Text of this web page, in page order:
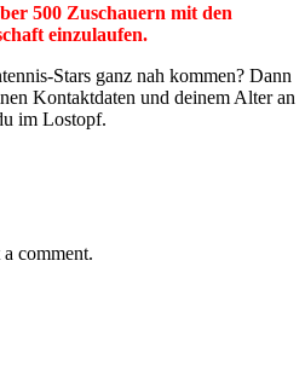
500 Zuschauern mit den
einzulaufen.
Stars ganz nah kommen? Dann
Kontaktdaten und deinem Alter an
im Lostopf.
comment.